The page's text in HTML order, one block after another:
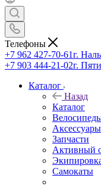
Телефоны
+7 962 427-70-61г.
+7 903 444-21-02г.
Каталог
Назад
Каталог
Аксессуары
Запчасти
Активный
Самокаты